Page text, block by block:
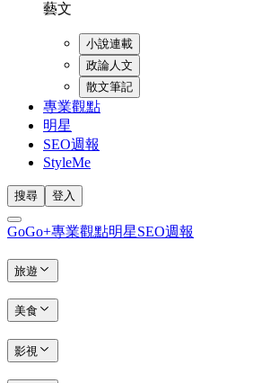
藝文
小說連載
政論人文
散文筆記
專業觀點
明星
SEO週報
StyleMe
搜尋 登入
GoGo+專業觀點明星SEO週報
旅遊
美食
影視